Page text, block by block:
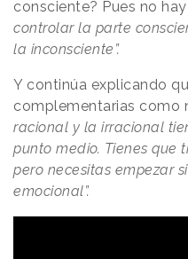
consciente? Pues no
controlar la parte
la inconsciente”.
Y continúa explicando
complementarias como
racional y la irracional
punto medio. Tienes que
pero necesitas empezar
emocional”.